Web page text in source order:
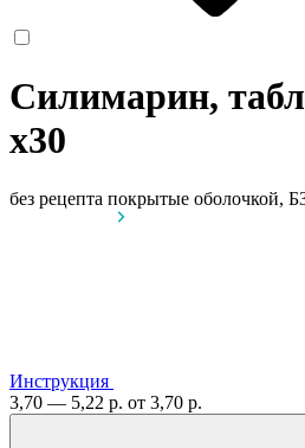
Силимарин,
x30
без рецепта покрытые оболочкой,
Инструкция
3,70 — 5,22 р. от 3,70 р.